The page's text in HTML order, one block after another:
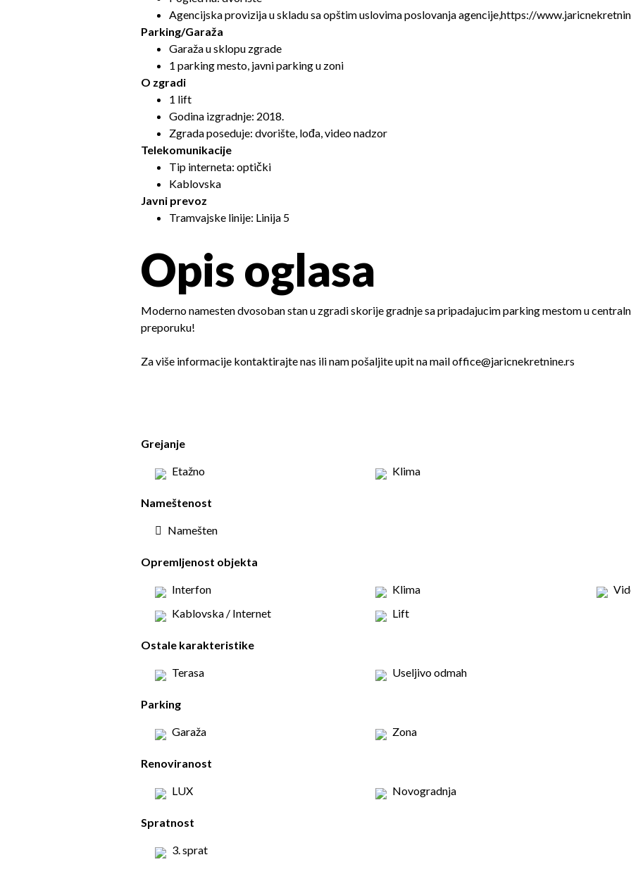
Agencijska provizija u skladu sa opštim uslovima poslovanja agencije,https://
Parking/Garaža
Garaža u sklopu zgrade
1 parking mesto, javni parking u zoni
O zgradi
1 lift
Godina izgradnje: 2018.
Zgrada poseduje: dvorište, lođa, video nadzor
Telekomunikacije
Tip interneta: optički
Kablovska
Javni prevoz
Tramvajske linije: Linija 5
Opis oglasa
Moderno namesten dvosoban stan u zgradi skorije gradnje sa pripadajucim parking mestom u
preporuku!
Za više informacije kontaktirajte nas ili nam pošaljite upit na mail office@jaricnekretnine.rs
Grejanje
Etažno Klima
Nameštenost
Namešten
Opremljenost objekta
Interfon
Kablovska / Internet
Klima
Lift
Ostale karakteristike
Terasa Useljivo odmah
Parking
Garaža Zona
Renoviranost
LUX Novogradnja
Spratnost
3. sprat